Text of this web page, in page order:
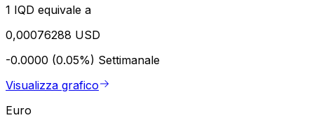
1 IQD equivale a
0,00076288 USD
-0.0000 (0.05%) Settimanale
Visualizza grafico
Euro